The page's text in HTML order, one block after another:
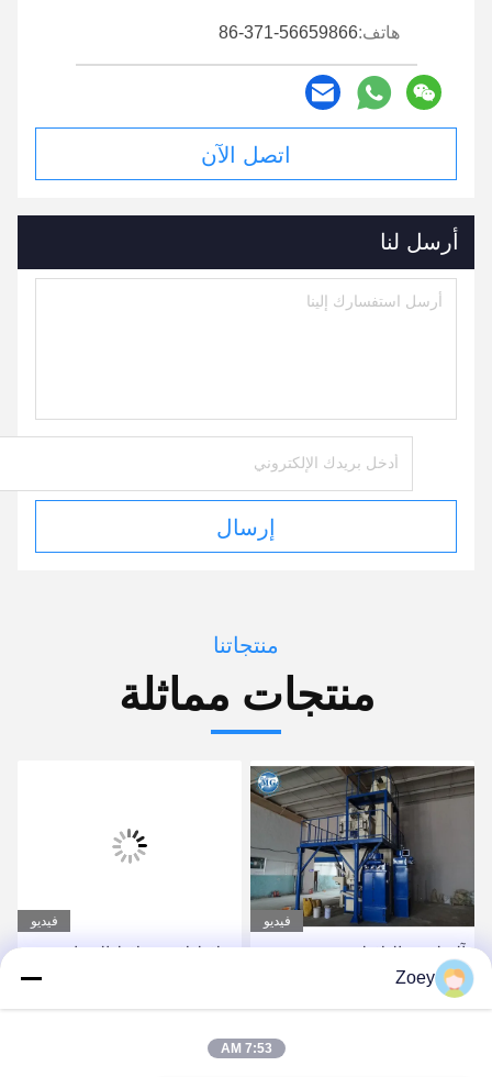
هاتف:86-371-56659866
اتصل الآن
أرسل لنا
إرسال
منتجاتنا
منتجات مماثلة
فيديو
آلة لصق البلاط شبه
الجدار
فيديو
خلاط لاصق بلاط الصناعية
خلط
Zoey
7:53 AM